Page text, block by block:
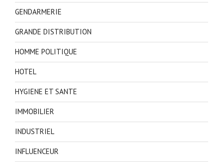
GENDARMERIE
GRANDE DISTRIBUTION
HOMME POLITIQUE
HOTEL
HYGIENE ET SANTE
IMMOBILIER
INDUSTRIEL
INFLUENCEUR